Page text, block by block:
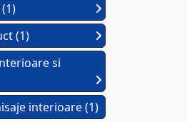
(1)
si
interioare (1)